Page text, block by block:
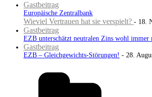
Gastbeitrag
Europäische Zentralbank
Wieviel Vertrauen hat sie verspielt? - 18.
Gastbeitrag
EZB unterschätzt neutralen Zins wohl immer
Gastbeitrag
EZB – Gleichgewichts-Störungen! - 28.